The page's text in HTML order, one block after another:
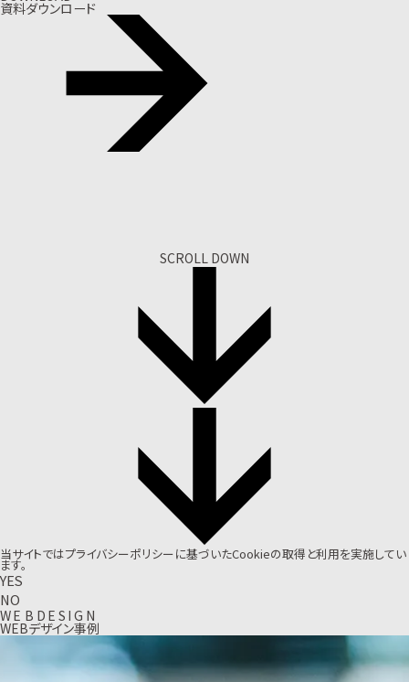
資料ダウンロード
SCROLL DOWN
当サイトではプライバシーポリシーに基づいたCookieの取得と利用を実施してい
ます。
YES
NO
WE B D E S I G N
WEBデザイン事例